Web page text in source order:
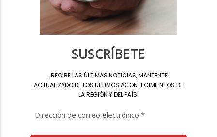
SUSCRÍBETE
¡RECIBE LAS ÚLTIMAS NOTICIAS, MANTENTE
ACTUALIZADO DE LOS ÚLTIMOS ACONTECIMIENTOS DE
LA REGIÓN Y DEL PAÍS!